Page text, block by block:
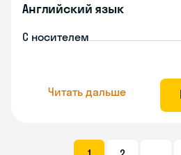
Английский язык
С носителем
Читать дальше